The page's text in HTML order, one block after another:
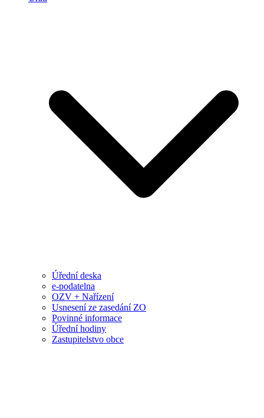
Úřední deska
e-podatelna
OZV + Nařízení
Usnesení ze zasedání ZO
Povinné informace
Úřední hodiny
Zastupitelstvo obce